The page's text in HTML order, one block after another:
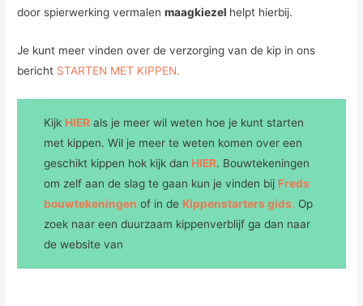
door spierwerking vermalenmaagkiezel helpt hierbij.
Je kunt meer vinden over de verzorging van de kip in ons
bericht STARTEN MET KIPPEN.
Kijk HIERals je meer wil weten hoe je kunt starten
met kippen. Wil je meer te weten komen over een
geschikt kippen hok kijk dan HIER. Bouwtekeningen
om zelf aan de slag te gaan kun je vinden bij Freds
bouwtekeningen of in de Kippenstarters gids. Op
zoek naar een duurzaam kippenverblijf ga dan naar
de website van